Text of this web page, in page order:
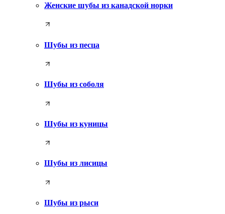
Женские шубы из канадской норки
Шубы из песца
Шубы из соболя
Шубы из куницы
Шубы из лисицы
Шубы из рыси